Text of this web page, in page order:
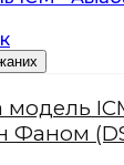
модель
Фаном